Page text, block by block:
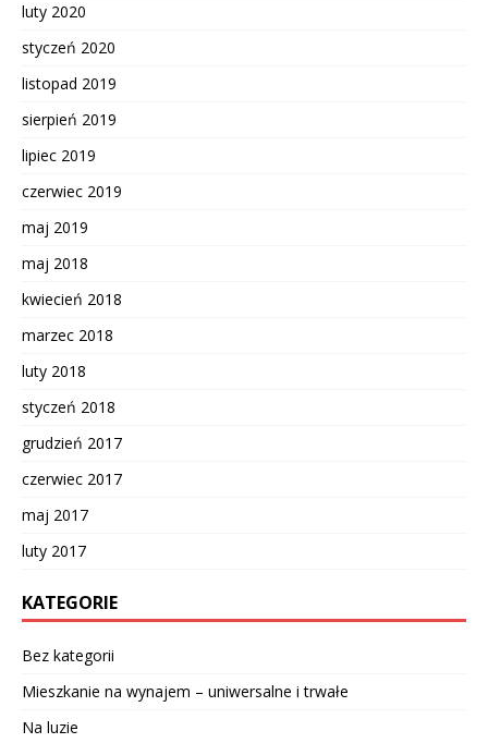
luty 2020
styczeń 2020
listopad 2019
sierpień 2019
lipiec 2019
czerwiec 2019
maj 2019
maj 2018
kwiecień 2018
marzec 2018
luty 2018
styczeń 2018
grudzień 2017
czerwiec 2017
maj 2017
luty 2017
KATEGORIE
Bez kategorii
Mieszkanie na wynajem – uniwersalne i trwałe
Na luzie